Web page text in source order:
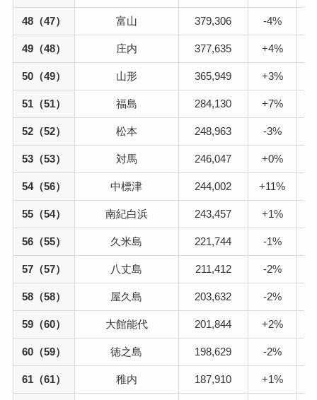
48（47） 富山 379,306 -4%
49（48） 庄内 377,635 +4%
50（49） 山形 365,949 +3%
51（51） 福島 284,130 +7%
52（52） 松本 248,963 -3%
53（53） 対馬 246,047 +0%
54（56） 中標津 244,002 +11%
55（54） 南紀白浜 243,457 +1%
56（55） 久米島 221,744 -1%
57（57） 八丈島 211,412 -2%
58（58） 屋久島 203,632 -2%
59（60） 大館能代 201,844 +2%
60（59） 徳之島 198,629 -2%
61（61） 稚内 187,910 +1%